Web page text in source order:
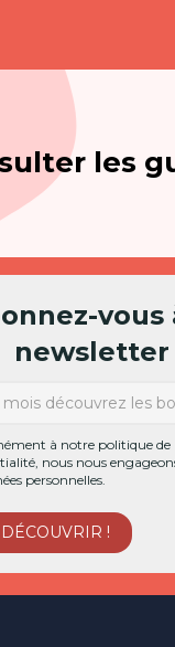
les
vous
newsletter
à notre politique de
nous nous
personnelles.